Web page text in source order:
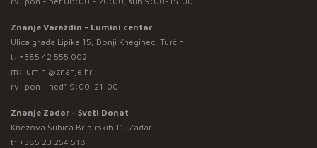
Znanje Varaždin - Lumini centar
Ulica grada Lipika 15, Donji Kneginec, Turčin
t: +385 42 555 002
m: lumini@znanje.hr
rv: pon - ned* 9:00-21:00
Znanje Zadar - Sveti Donat
Knezova Šubića Bribirskih 11, Zadar
t: +385 23 254 518